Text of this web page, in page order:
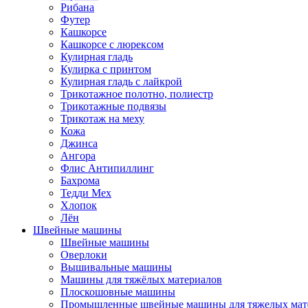
Рибана
Футер
Кашкорсе
Кашкорсе с люрексом
Кулирная гладь
Кулирка с принтом
Кулирная гладь с лайкрой
Трикотажное полотно, полиестр
Трикотажные подвязы
Трикотаж на меху
Кожа
Джинса
Ангора
Флис Антипиллинг
Бахрома
Тедди Мех
Хлопок
Лён
Швейные машины
Швейные машины
Оверлоки
Вышивальные машины
Машины для тяжёлых материалов
Плоскошовные машины
Промышленные швейные машины для тяжелых